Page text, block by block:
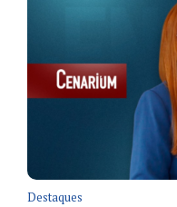
Destaques